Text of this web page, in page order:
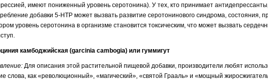
имеют пониженный уровень серотонина). У тех, кто принимает
добавки 5-HTP может вызвать развитие серотонинового синдрома, состояния,
уровень серотонина в организме становится токсическим, что может вызвать
камбоджийская (garcinia cambogia) или гуммигут
Для описания этой растительной пищевой добавки, производители любят
слова, как «революционный», «магический», «святой Грааль» и «мощный